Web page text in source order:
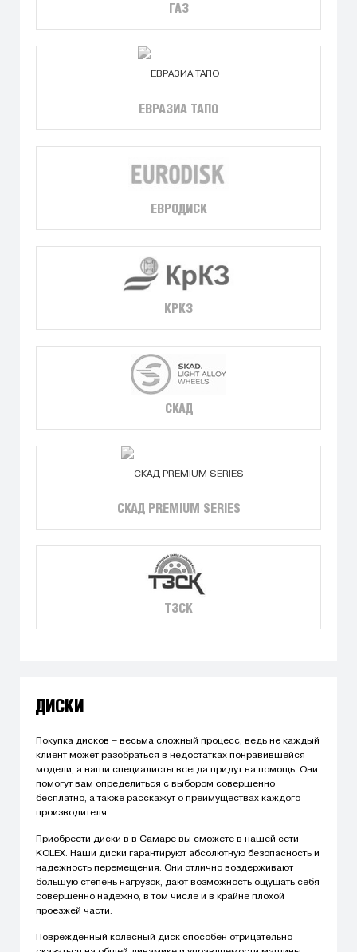
ГАЗ
ЕВРАЗИА ТАПО
ЕВРОДИСК
КРКЗ
СКАД
СКАД PREMIUM SERIES
ТЗСК
ДИСКИ
Покупка дисков – весьма сложный процесс, ведь не каждый
клиент может разобраться в недостатках понравившейся
модели, а наши специалисты всегда придут на помощь. Они
помогут вам определиться с выбором совершенно
бесплатно, а также расскажут о преимуществах каждого
производителя.
Приобрести диски в в Самаре вы сможете в нашей сети
KOLEX. Наши диски гарантируют абсолютную безопасность и
надежность перемещения. Они отлично воздерживают
большую степень нагрузок, дают возможность ощущать себя
совершенно надежно, в том числе и в крайне плохой
проезжей части.
Поврежденный колесный диск способен отрицательно